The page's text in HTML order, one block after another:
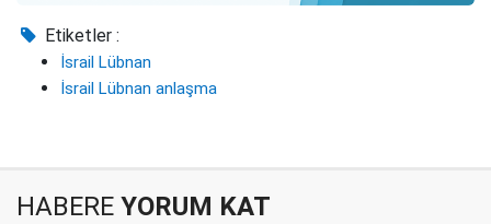
Etiketler :
İsrail Lübnan
İsrail Lübnan anlaşma
HABERE YORUM KAT